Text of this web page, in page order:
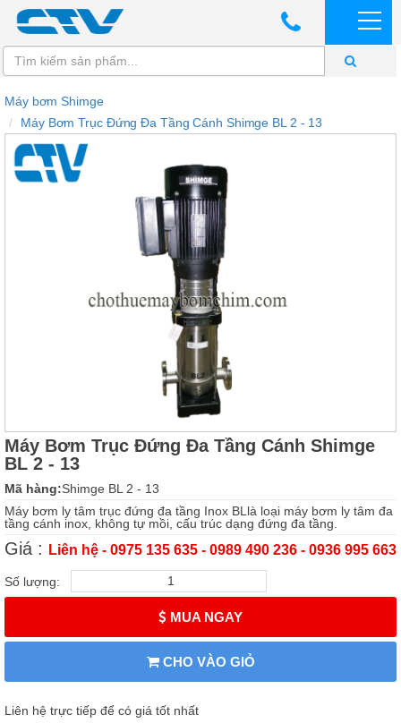
Máy bơm Shimge
Máy Bơm Trục Đứng Đa Tầng Cánh Shimge BL 2 - 13
Máy Bơm Trục Đứng Đa Tầng Cánh Shimge
BL 2 - 13
Mã hàng:Shimge BL 2 - 13
Máy bơm ly tâm trục đứng đa tầng Inox BLlà loại máy bơm ly tâm đa
tầng cánh inox, không tự mồi, cấu trúc dạng đứng đa tầng.
Giá : Liên hệ - 0975 135 635 - 0989 490 236 - 0936 995 663
Số lượng:
MUA NGAY
CHO VÀO GIỎ
Liên hệ trực tiếp để có giá tốt nhất